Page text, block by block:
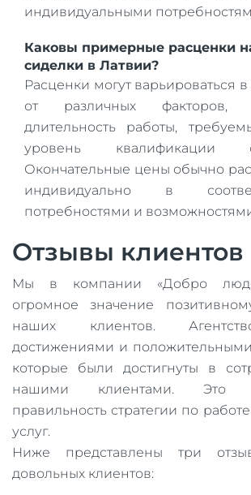
индивидуальными
Каковы примерные расценки
сиделки в Латвии?
Расценки могут варьироваться
от различных факторов,
длительность работы,
уровень квалификации
Окончательные цены обычно
индивидуально в
потребностями и
Отзывы клиентов
Мы в компании «Добро
огромное значение
наших клиентов.
достижениями и положительными
которые были достигнуты в
нашими клиентами. Это
правильность стратегии по
услуг.
Ниже представлены три
довольных клиентов: